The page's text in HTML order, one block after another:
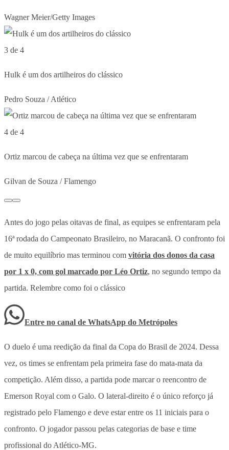
Wagner Meier/Getty Images
3 de 4
Hulk é um dos artilheiros do clássico
Pedro Souza / Atlético
4 de 4
Ortiz marcou de cabeça na última vez que se enfrentaram
Gilvan de Souza / Flamengo
Antes do jogo pelas oitavas de final, as equipes se enfrentaram pela
16ª rodada do Campeonato Brasileiro, no Maracanã. O confronto foi
de muito equilíbrio mas terminou com vitória dos donos da casa
por 1 x 0, com gol marcado por Léo Ortiz, no segundo tempo da
partida. Relembre como foi o clássico
Entre no canal de WhatsApp do Metrópoles
O duelo é uma reedição da final da Copa do Brasil de 2024. Dessa
vez, os times se enfrentam pela primeira fase do mata-mata da
competição. Além disso, a partida pode marcar o reencontro de
Emerson Royal com o Galo. O lateral-direito é o único reforço já
registrado pelo Flamengo e deve estar entre os 11 iniciais para o
confronto. O jogador passou pelas categorias de base e time
profissional do Atlético-MG.